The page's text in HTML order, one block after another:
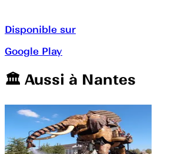
Disponible sur
Google Play
🏛️️ Aussi à Nantes